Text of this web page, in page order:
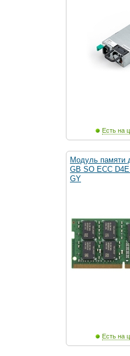
Есть на
Модуль памяти
GB SO ECC
GY
Есть на